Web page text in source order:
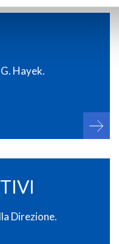
Hayek.
Direzione.